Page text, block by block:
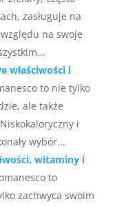
zasługuje na
na swoje
właściwości i
to nie tylko
ale także
i
wybór...
witaminy i
to
zachwyca swoim